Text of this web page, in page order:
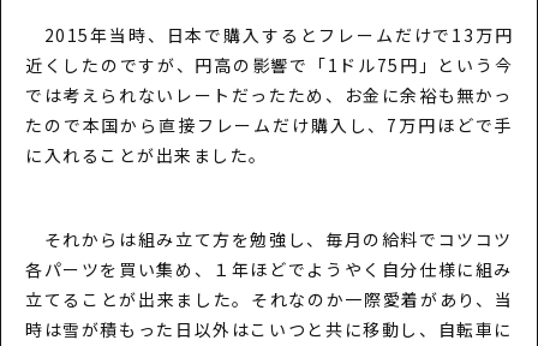
2015年当時、日本で購入するとフレームだけで13万円
近くしたのですが、円高の影響で「1ドル75円」という今
では考えられないレートだったため、お金に余裕も無かっ
たので本国から直接フレームだけ購入し、7万円ほどで手
に入れることが出来ました。
それからは組み立て方を勉強し、毎月の給料でコツコツ
各パーツを買い集め、１年ほどでようやく自分仕様に組み
立てることが出来ました。それなのか一際愛着があり、当
時は雪が積もった日以外はこいつと共に移動し、自転車に